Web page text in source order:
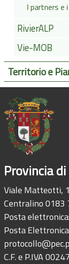
I partners e
RivierALP
Vie-MOB
Territorio e
Provincia
Viale Matteotti,
Centralino 0183
Posta elettronica:
Posta
C.F. e P.IVA